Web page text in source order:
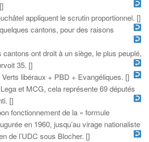
]
appliquent le scrutin proportionnel. []
cantons, pour des raisons
cantons ont droit à un siège, le plus peuplé,
35. []
libéraux + PBD + Evangéliques. []
et MCG, cela représente 69 députés
[]
fonctionnement de la « formule
en 1960, jusqu’au virage nationaliste
de l’UDC sous Blocher. []